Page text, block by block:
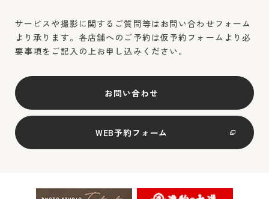
サービスや撮影に関するご質問等はお問い合わせフォーム
より承ります。各店舗へのご予約は仮予約フォームより必
要事項をご記入の上お申し込みください。
お問い合わせ
WEB予約フォーム